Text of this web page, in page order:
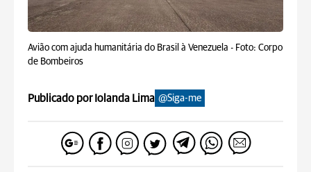
Avião com ajuda humanitária do Brasil à Venezuela - Foto: Corpo
de Bombeiros
Publicado por Iolanda Lima @Siga-me